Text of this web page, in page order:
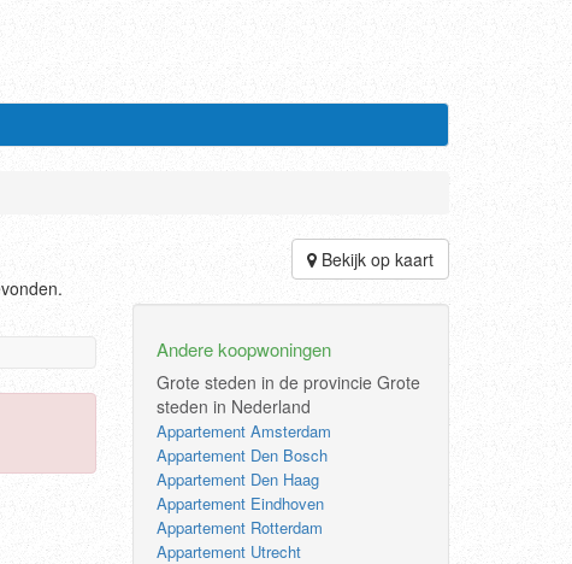
Bekijk op kaart
Andere koopwoningen
Grote steden in de provincie Grote
steden in Nederland
Appartement Amsterdam
Appartement Den Bosch
Appartement Den Haag
Appartement Eindhoven
Appartement Rotterdam
Appartement Utrecht